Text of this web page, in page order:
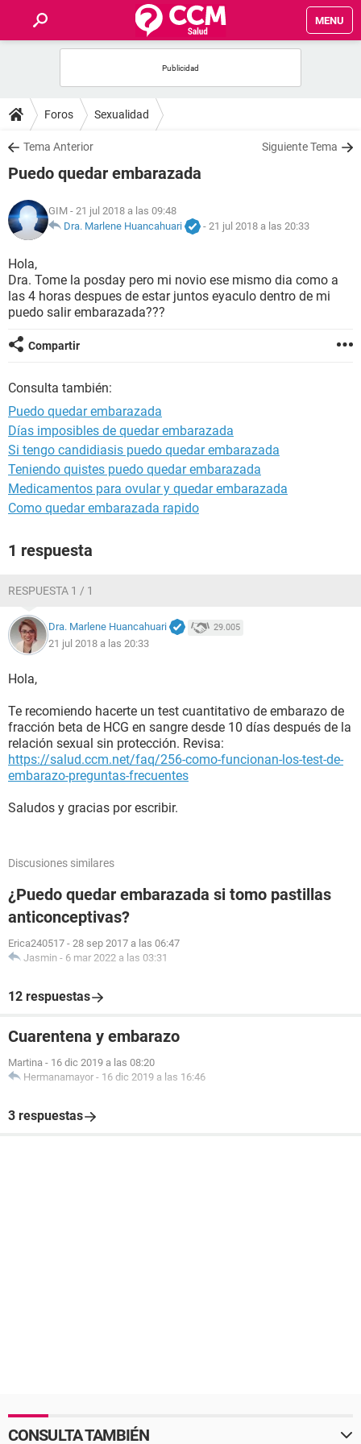
MENU
FOROS
SALUD
NUTRICIÓN
BIENESTAR
SEXUALIDAD
GLOSARIO
Foros Sexualidad
Tema Anterior Siguiente Tema
Puedo quedar embarazada
GIM - 21 jul 2018 a las 09:48
Dra. Marlene Huancahuari
- 21 jul 2018 a las 20:33
Hola,
Dra. Tome la posday pero mi novio ese mismo dia como a
las 4 horas despues de estar juntos eyaculo dentro de mi
puedo salir embarazada???
Compartir
Consulta también:
Puedo quedar embarazada
Días imposibles de quedar embarazada
Si tengo candidiasis puedo quedar embarazada
Teniendo quistes puedo quedar embarazada
Medicamentos para ovular y quedar embarazada
Como quedar embarazada rapido
1 respuesta
RESPUESTA 1 / 1
Dra. Marlene Huancahuari 29.005
21 jul 2018 a las 20:33
Hola,
Te recomiendo hacerte un test cuantitativo de embarazo de
fracción beta de HCG en sangre desde 10 días después de la
relación sexual sin protección. Revisa:
https://salud.ccm.net/faq/256-como-funcionan-los-test-de-
embarazo-preguntas-frecuentes
Saludos y gracias por escribir.
Discusiones similares
¿Puedo quedar embarazada si tomo pastillas
anticonceptivas?
Erica240517 - 28 sep 2017 a las 06:47
Jasmin - 6 mar 2022 a las 03:31
12 respuestas
Cuarentena y embarazo
Martina - 16 dic 2019 a las 08:20
Hermanamayor - 16 dic 2019 a las 16:46
3 respuestas
CONSULTA TAMBIÉN